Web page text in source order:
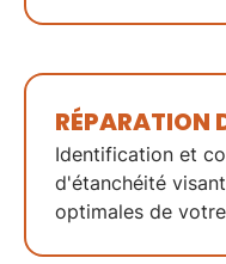
RÉPARATION
Identification et
d'étanchéité
optimales de